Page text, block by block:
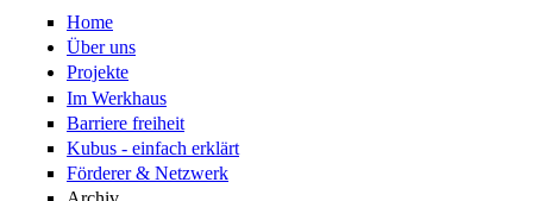
Home
Über uns
Projekte
Im Werkhaus
Barriere freiheit
Kubus - einfach erklärt
Förderer & Netzwerk